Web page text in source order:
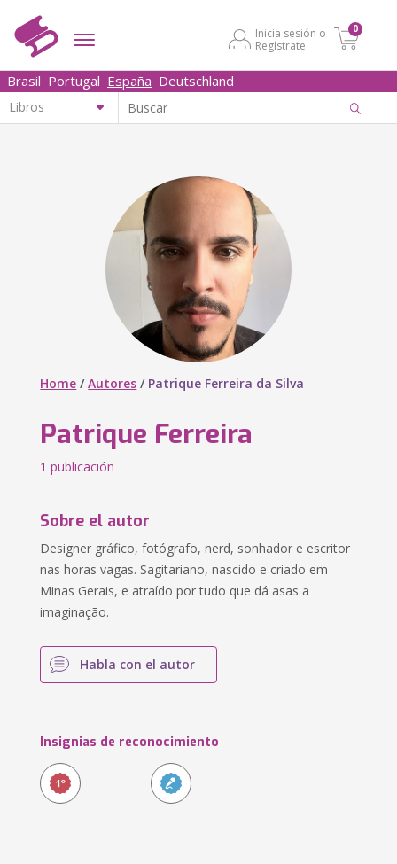
Inicia sesión o
Regístrate
0
Brasil Portugal España Deutschland
Home /Autores / Patrique Ferreira da Silva
Patrique Ferreira
1 publicación
Sobre el autor
Designer gráfico, fotógrafo, nerd, sonhador e escritor
nas horas vagas. Sagitariano, nascido e criado em
Minas Gerais, e atraído por tudo que dá asas a
imaginação.
Habla con el autor
Insignias de reconocimiento